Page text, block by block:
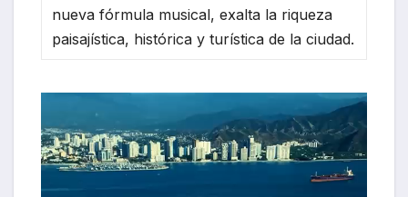
nueva fórmula musical, exalta la riqueza
paisajística, histórica y turística de la ciudad.